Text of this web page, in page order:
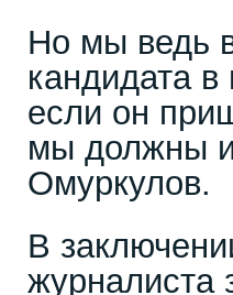
Но мы ведь
кандидата
если он
мы должны
Омуркулов.
В
журналиста